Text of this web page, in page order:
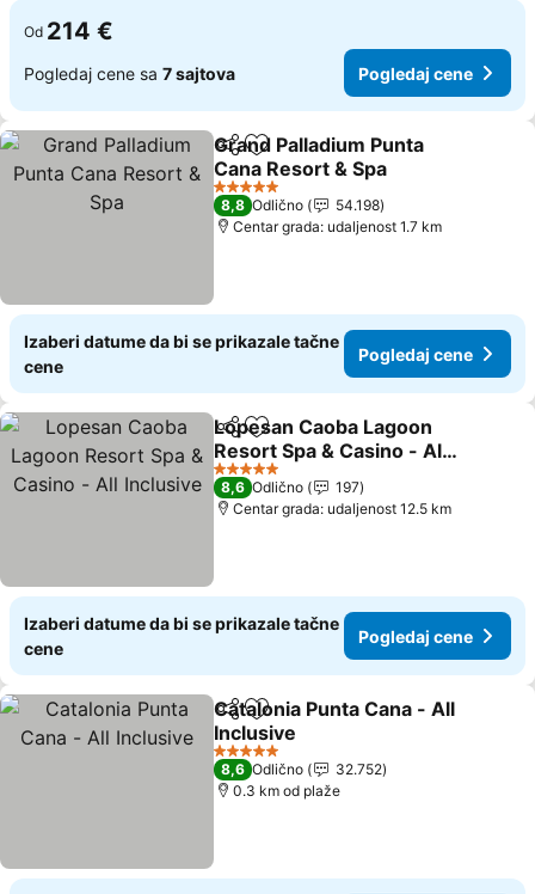
Od 214 €
Pogledaj cene sa 7 sajtova Pogledaj cene
Deli Dodati u favorite
Grand Palladium Punta
Cana Resort & Spa
5 Zvezdice
8,8 Odlično
54.198
Centar grada: udaljenost 1.7 km
Izaberi datume da bi se prikazale tačne
cene
Pogledaj cene
Deli Dodati u favorite
Lopesan Caoba Lagoon
Resort Spa & Casino - All
Inclusive
5 Zvezdice
8,6 Odlično
197
Centar grada: udaljenost 12.5 km
Izaberi datume da bi se prikazale tačne
cene
Pogledaj cene
Deli Dodati u favorite
Catalonia Punta Cana - All
Inclusive
5 Zvezdice
8,6 Odlično
32.752
0.3 km od plaže